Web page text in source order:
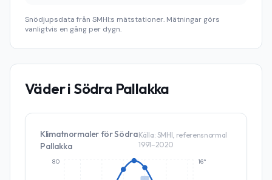
Snödjupsdata från SMHI:s mätstationer. Mätningar görs
vanligtvis en gång per dygn.
Väder i Södra Pallakka
Klimatnormaler förSödra
Pallakka
Källa: SMHI, referensnormal
1991–2020
80 16°